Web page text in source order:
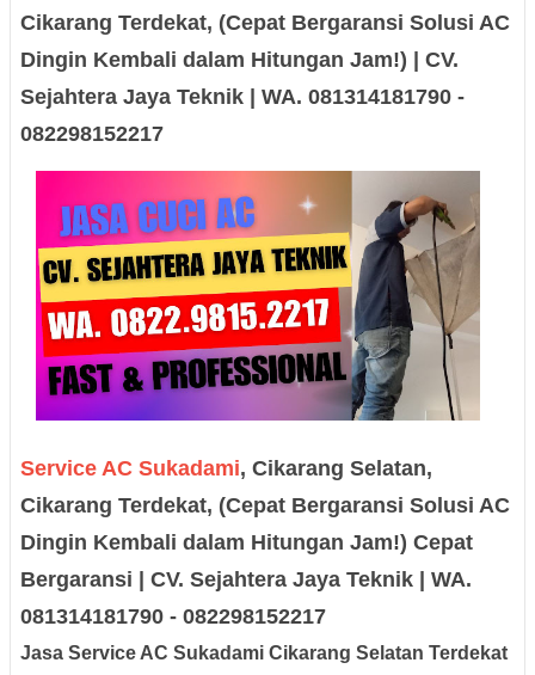
Cikarang Terdekat, (Cepat Bergaransi Solusi AC
Dingin Kembali dalam Hitungan Jam!) | CV.
Sejahtera Jaya Teknik | WA. 081314181790 -
082298152217
Service AC Sukadami, Cikarang Selatan,
Cikarang Terdekat, (Cepat Bergaransi Solusi AC
Dingin Kembali dalam Hitungan Jam!) Cepat
Bergaransi | CV. Sejahtera Jaya Teknik | WA.
081314181790 - 082298152217
Jasa Service AC Sukadami Cikarang Selatan Terdekat